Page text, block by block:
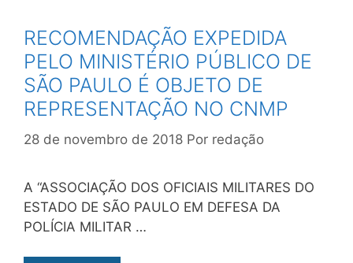
RECOMENDAÇÃO EXPEDIDA
PELO MINISTÉRIO PÚBLICO DE
SÃO PAULO É OBJETO DE
REPRESENTAÇÃO NO CNMP
28 de novembro de 2018 Por redação
A “ASSOCIAÇÃO DOS OFICIAIS MILITARES DO
ESTADO DE SÃO PAULO EM DEFESA DA
POLÍCIA MILITAR …